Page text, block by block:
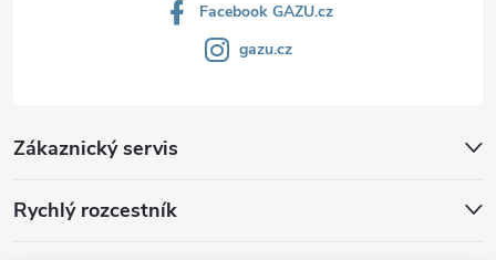
Facebook GAZU.cz
gazu.cz
Zákaznický servis
Rychlý rozcestník